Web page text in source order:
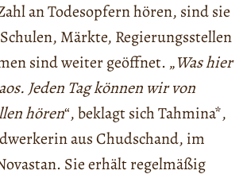
an Todesopfern hören, sind sie
Märkte, Regierungsstellen
sind weiter geöffnet. „Was hier
Jeden Tag können wir von
hören“, beklagt sich Tahmina*,
aus Chudschand, im
Sie erhält regelmäßig